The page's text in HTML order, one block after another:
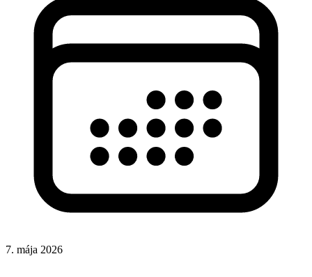
7. mája 2026